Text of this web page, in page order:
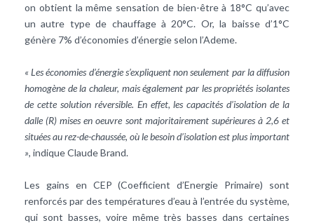
on obtient la même sensation de bien-être à 18°C qu’avec
un autre type de chauffage à 20°C. Or, la baisse d’1°C
génère 7% d’économies d’énergie selon l’Ademe.
« Les économies d’énergie s’expliquent non seulement par la diffusion
homogène de la chaleur, mais également par les propriétés isolantes
de cette solution réversible. En effet, les capacités d’isolation de la
dalle (R) mises en oeuvre sont majoritairement supérieures à 2,6 et
situées au rez-de-chaussée, où le besoin d’isolation est plus important
», indique Claude Brand.
Les gains en CEP (Coefficient d’Energie Primaire) sont
renforcés par des températures d’eau à l’entrée du système,
qui sont basses, voire même très basses dans certaines